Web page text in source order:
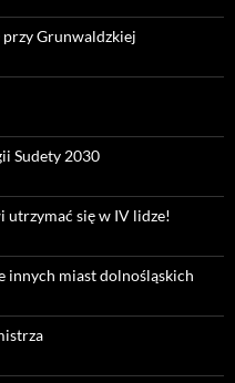
przy Grunwaldzkiej
Sudety 2030
utrzymać się w IV lidze!
innych miast dolnośląskich